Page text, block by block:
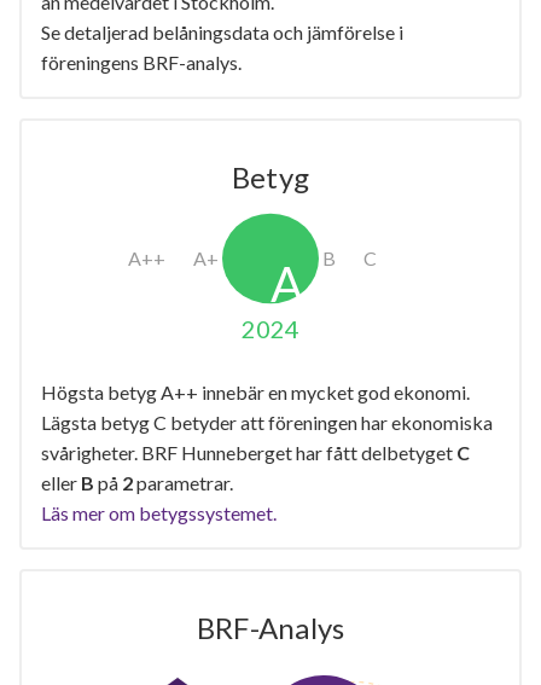
Se detaljerad belåningsdata och jämförelse i
föreningens BRF-analys.
Betyg
2024
Högsta betyg A++ innebär en mycket god ekonomi.
Lägsta betyg C betyder att föreningen har ekonomiska
svårigheter. BRF Hunneberget har fått delbetyget C
eller B på 2parametrar.
Läs mer om betygssystemet.
BRF-Analys